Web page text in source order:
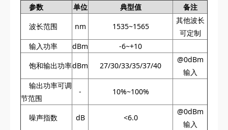
参数
单位 典型值
备注
波长范围
nm 1535~1565
其他波长
可定制
输入功率
dBm
-6~+10
饱和输出功率dBm 27/30/33/35/37/40
@0dBm
输入
输出功率可调
节范围
- 10%~100%
噪声指数 dB <6.0
@0dBm
输入